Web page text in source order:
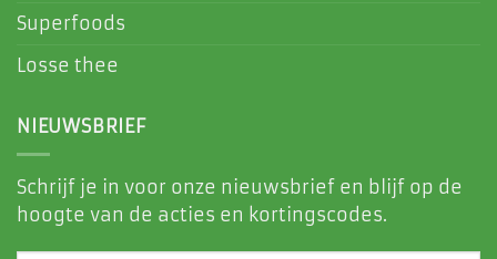
Superfoods
Losse thee
NIEUWSBRIEF
Schrijf je in voor onze nieuwsbrief en blijf op de
hoogte van de acties en kortingscodes.